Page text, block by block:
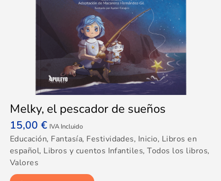
Melky, el pescador de sueños
15,00 € IVA Incluido
Educación, Fantasía, Festividades, Inicio, Libros en
español, Libros y cuentos Infantiles,Todos los libros,
Valores